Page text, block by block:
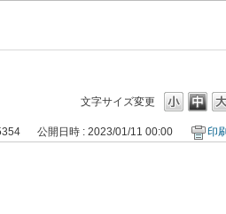
文字サイズ変更
公開日時 : 2023/01/11 00:00 印刷